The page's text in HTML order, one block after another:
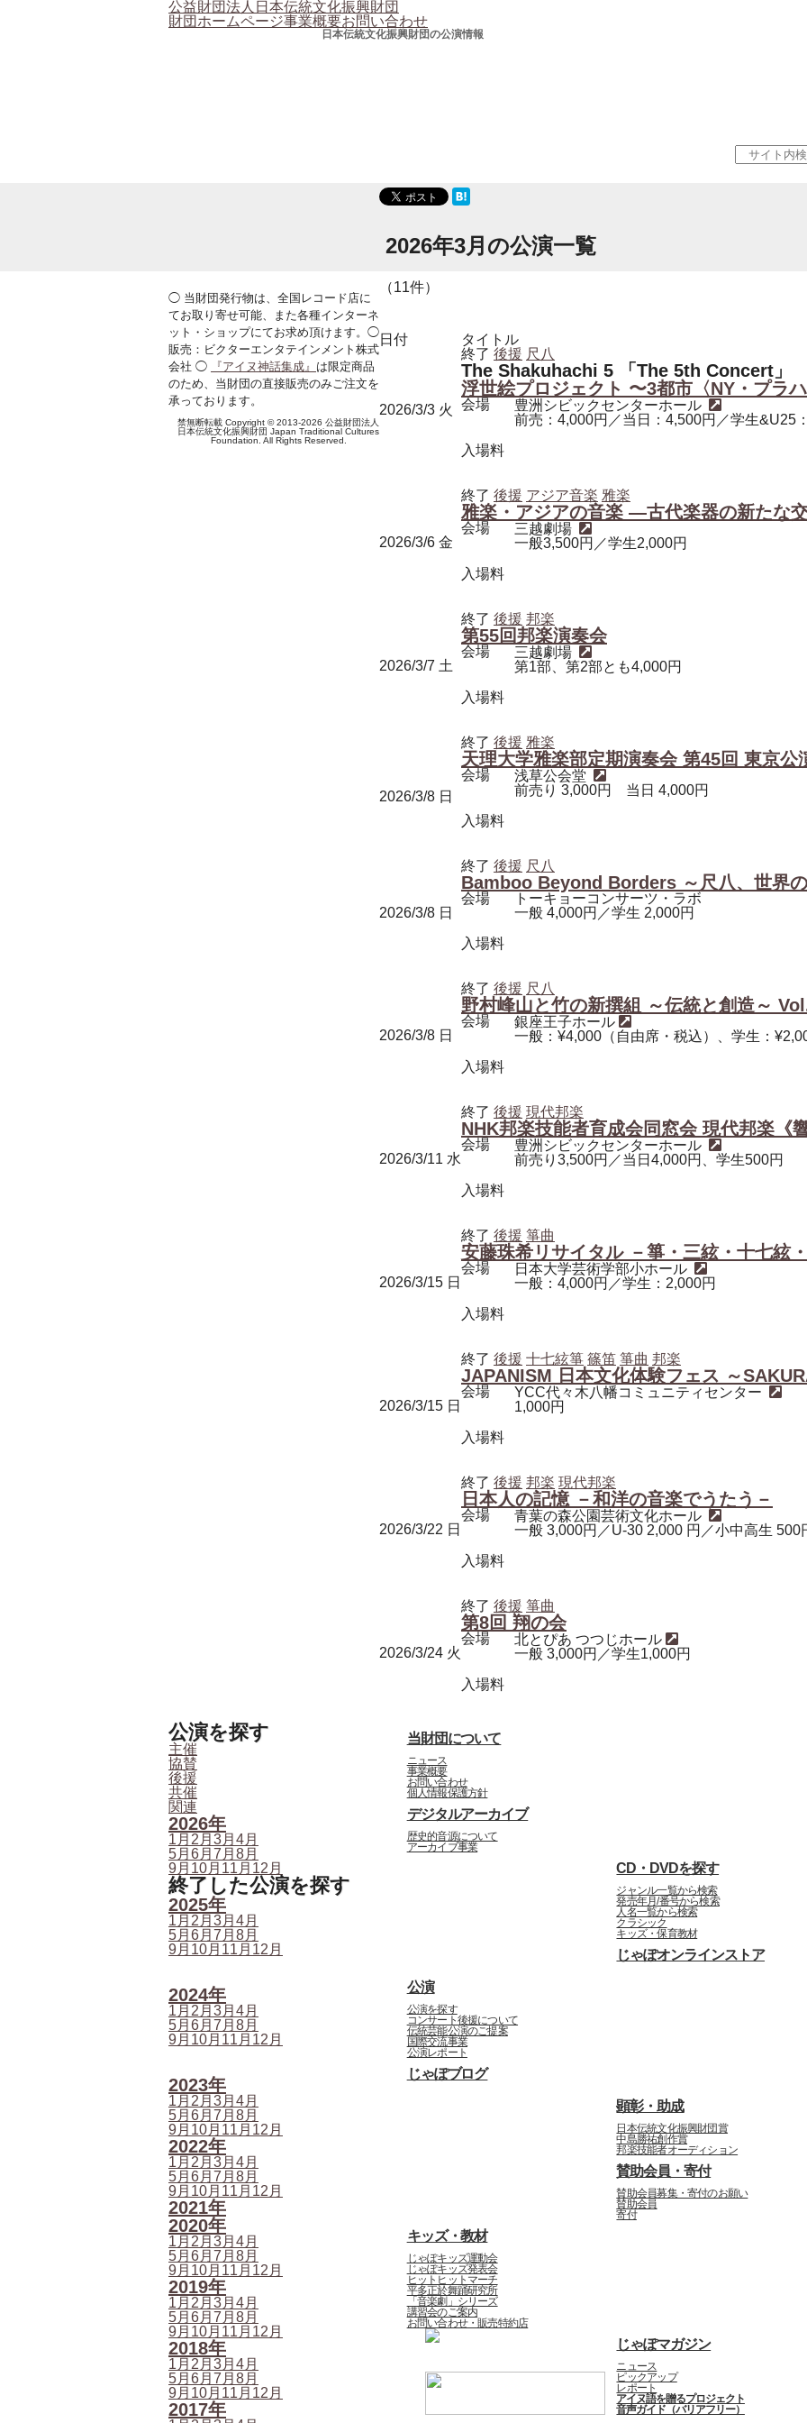
公益財団法人日本伝統文化振興財団
財団ホームページ事業概要お問い合わせ
日本伝統文化振興財団の公演情報
2026年3月の公演一覧
（11件）
日付 タイトル
2026/3/3 火
終了 後援 尺八
The Shakuhachi 5 「The 5th Concert」
浮世絵プロジェクト 〜3都市〈NY・プラ
会場 豊洲シビックセンターホール
入場料
前売：4,000円／当日：4,500円／学生&U25
2026/3/6 金
終了 後援 アジア音楽 雅楽
雅楽・アジアの音楽 ―古代楽器の新たな
会場 三越劇場
入場料
一般3,500円／学生2,000円
2026/3/7 土
終了 後援 邦楽
第55回邦楽演奏会
会場 三越劇場
入場料
第1部、第2部とも4,000円
2026/3/8 日
終了 後援 雅楽
天理大学雅楽部定期演奏会 第45回 東京公
会場 浅草公会堂
入場料
前売り 3,000円 当日 4,000円
2026/3/8 日
終了 後援 尺八
Bamboo Beyond Borders ～尺八、世界
会場 トーキョーコンサーツ・ラボ
入場料
一般 4,000円／学生 2,000円
2026/3/8 日
終了 後援 尺八
野村峰山と竹の新撰組 ～伝統と創造～
会場 銀座王子ホール
入場料
一般：¥4,000（自由席・税込）、学生：
2026/3/11 水
終了 後援 現代邦楽
NHK邦楽技能者育成会同窓会 現代邦楽《
会場 豊洲シビックセンターホール
入場料
前売り3,500円／当日4,000円、学生500円
2026/3/15 日
終了 後援 箏曲
安藤珠希リサイタル －箏・三絃・十七絃
会場 日本大学芸術学部小ホール
入場料
一般：4,000円／学生：2,000円
2026/3/15 日
終了 後援 十七絃箏 篠笛 箏曲 邦楽
JAPANISM 日本文化体験フェス ～
会場 YCC代々木八幡コミュニティセンター
入場料
1,000円
2026/3/22 日
終了 後援 邦楽 現代邦楽
日本人の記憶 －和洋の音楽でうたう－
会場 青葉の森公園芸術文化ホール
入場料
一般 3,000円／U-30 2,000 円／小中高生 500
2026/3/24 火
終了 後援 箏曲
第8回 翔の会
会場 北とぴあ つつじホール
入場料
一般 3,000円／学生1,000円
公演を探す
主催
協賛
後援
共催
関連
2026年
1月 2月 3月 4月
5月 6月 7月 8月
9月 10月 11月 12月
終了した公演を探す
2025年
1月 2月 3月 4月
5月 6月 7月 8月
9月 10月 11月 12月
2024年
1月 2月 3月 4月
5月 6月 7月 8月
9月 10月 11月 12月
2023年
1月 2月 3月 4月
5月 6月 7月 8月
9月 10月 11月 12月
2022年
1月 2月 3月 4月
5月 6月 7月 8月
9月 10月 11月 12月
2021年
2020年
1月 2月 3月 4月
5月 6月 7月 8月
9月 10月 11月 12月
2019年
1月 2月 3月 4月
5月 6月 7月 8月
9月 10月 11月 12月
2018年
1月 2月 3月 4月
5月 6月 7月 8月
9月 10月 11月 12月
2017年
当財団について
ニュース
事業概要
お問い合わせ
個人情報保護方針
デジタルアーカイブ
歴史的音源について
アーカイブ事業
CD・DVDを探す
ジャンル一覧から検索
発売年月/番号から検索
人名一覧から検索
クラシック
キッズ・保育教材
じゃぽオンラインストア
公演
公演を探す
コンサート後援について
伝統芸能公演のご提案
国際交流事業
公演レポート
じゃぽブログ
顕彰・助成
日本伝統文化振興財団賞
中島勝祐創作賞
邦楽技能者オーディション
賛助会員・寄付
賛助会員募集・寄付のお願い
賛助会員
寄付
キッズ・教材
じゃぽキッズ運動会
じゃぽキッズ発表会
ヒットヒットマーチ
平多正於舞踊研究所
「音楽劇」シリーズ
講習会のご案内
お問い合わせ・販売特約店
じゃぽマガジン
ニュース
ピックアップ
レポート
アイヌ語を贈るプロジェクト
音声ガイド（バリアフリー）
◯ 当財団発行物は、全国レコード店に
てお取り寄せ可能、また各種インターネ
ット・ショップにてお求め頂けます。◯
販売：ビクターエンタテインメント株式
会社 ◯
『アイヌ神話集成』 は限定商品
のため、当財団の直接販売のみご注文を
承っております。
禁無断転載 Copyright © 2013-2026 公益財団法人
日本伝統文化振興財団 Japan Traditional Cultures
Foundation. All Rights Reserved.